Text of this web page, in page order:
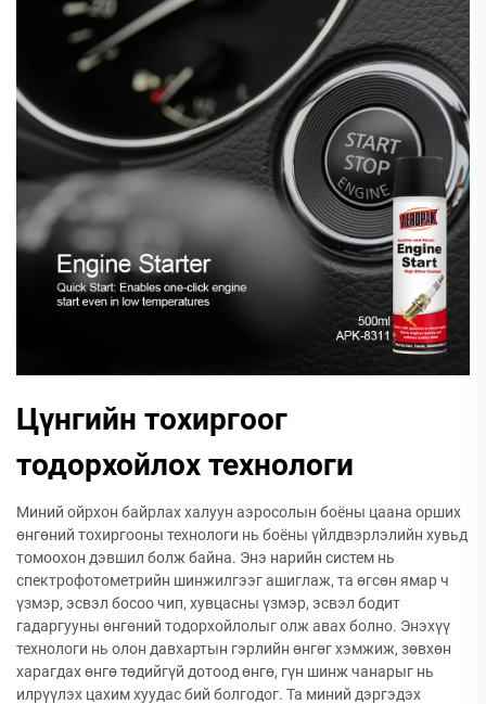
Цүнгийн тохиргоог
тодорхойлох технологи
Миний ойрхон байрлах халуун аэросолын боёны цаана орших
өнгөний тохиргооны технологи нь боёны үйлдвэрлэлийн хувьд
томоохон дэвшил болж байна. Энэ нарийн систем нь
спектрофотометрийн шинжилгээг ашиглаж, та өгсөн ямар ч
үзмэр, эсвэл босоо чип, хувцасны үзмэр, эсвэл бодит
гадаргууны өнгөний тодорхойлолыг олж авах болно. Энэхүү
технологи нь олон давхартын гэрлийн өнгөг хэмжиж, зөвхөн
харагдах өнгө төдийгүй дотоод өнгө, гүн шинж чанарыг нь
илрүүлэх цахим хуудас бий болгодог. Та миний дэргэдэх